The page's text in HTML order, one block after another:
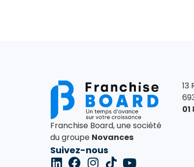
Franchise Board, une société
du groupe Novances
Suivez-nous
13
01